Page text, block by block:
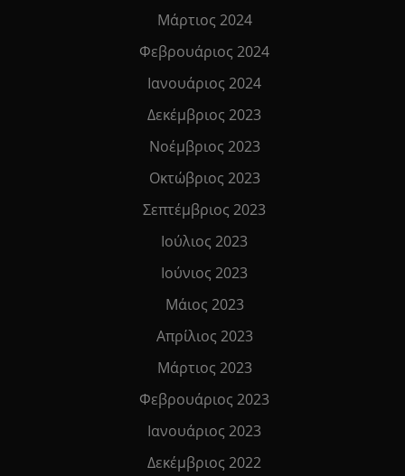
Μάρτιος 2024
Φεβρουάριος 2024
Ιανουάριος 2024
Δεκέμβριος 2023
Νοέμβριος 2023
Οκτώβριος 2023
Σεπτέμβριος 2023
Ιούλιος 2023
Ιούνιος 2023
Μάιος 2023
Απρίλιος 2023
Μάρτιος 2023
Φεβρουάριος 2023
Ιανουάριος 2023
Δεκέμβριος 2022